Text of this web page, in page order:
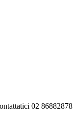
02 86882878